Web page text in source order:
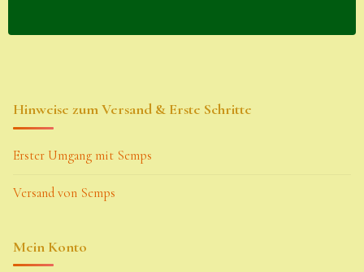
Hinweise zum Versand & Erste Schritte
Erster Umgang mit Semps
Versand von Semps
Mein Konto